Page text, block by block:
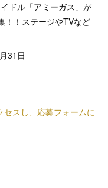
ドル「アミーガス」が
！！ステージやTVなど
31日
セスし、応募フォームに